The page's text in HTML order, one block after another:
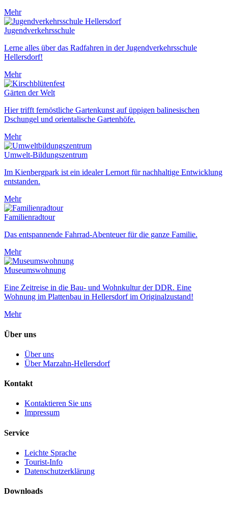
Mehr
Jugendverkehrsschule
Lerne alles über das Radfahren in der Jugendverkehrsschule
Hellersdorf!
Mehr
Gärten der Welt
Hier trifft fernöstliche Gartenkunst auf üppigen balinesischen
Dschungel und orientalische Gartenhöfe.
Mehr
Umwelt-Bildungszentrum
Im Kienbergpark ist ein idealer Lernort für nachhaltige Entwicklung
entstanden.
Mehr
Familienradtour
Das entspannende Fahrrad-Abenteuer für die ganze Familie.
Mehr
Museumswohnung
Eine Zeitreise in die Bau- und Wohnkultur der DDR. Eine
Wohnung im Plattenbau in Hellersdorf im Originalzustand!
Mehr
Über uns
Über uns
Über Marzahn-Hellersdorf
Kontakt
Kontaktieren Sie uns
Impressum
Service
Leichte Sprache
Tourist-Info
Datenschutzerklärung
Downloads